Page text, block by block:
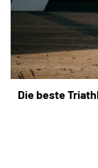
Die beste